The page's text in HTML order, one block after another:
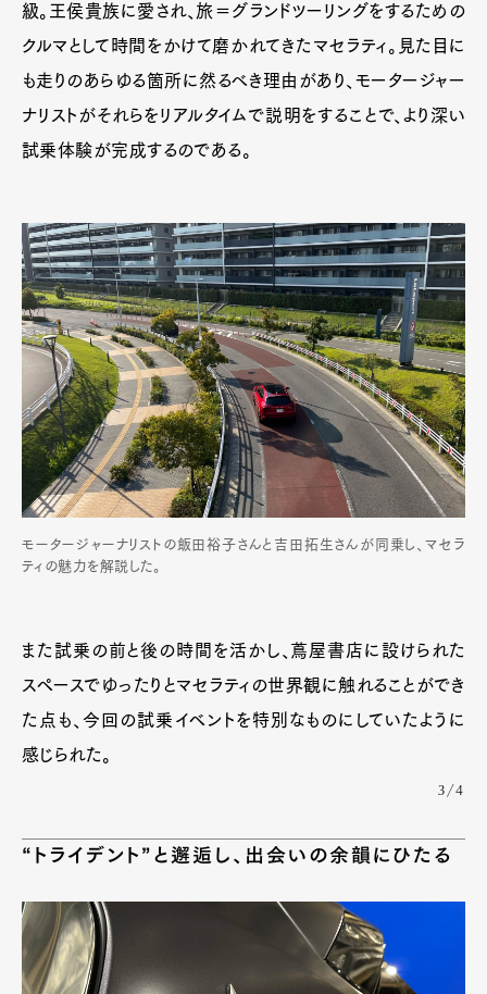
級。王侯貴族に愛され、旅＝グランドツーリングをするための
クルマとして時間をかけて磨かれてきたマセラティ。見た目に
も走りのあらゆる箇所に然るべき理由があり、モータージャー
ナリストがそれらをリアルタイムで説明をすることで、より深い
試乗体験が完成するのである。
モータージャーナリストの飯田裕子さんと吉田拓生さんが同乗し、マセラ
ティの魅力を解説した。
また試乗の前と後の時間を活かし、蔦屋書店に設けられた
スペースでゆったりとマセラティの世界観に触れることができ
た点も、今回の試乗イベントを特別なものにしていたように
感じられた。
3/4
“トライデント”と邂逅し、出会いの余韻にひたる